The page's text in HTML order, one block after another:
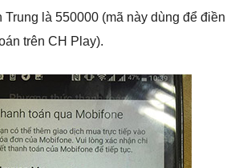
Trung là 550000 (mã này dùng để điền
trên CH Play).